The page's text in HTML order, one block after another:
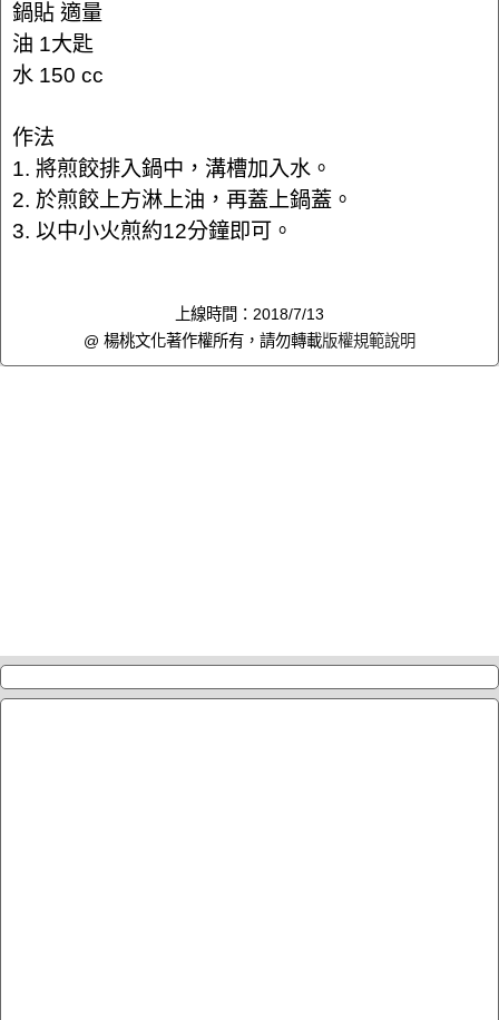
鍋貼 適量
油 1大匙
水 150 cc
作法
1. 將煎餃排入鍋中，溝槽加入水。
2. 於煎餃上方淋上油，再蓋上鍋蓋。
3. 以中小火煎約12分鐘即可。
上線時間：2018/7/13
@ 楊桃文化著作權所有，請勿轉載版權規範說明